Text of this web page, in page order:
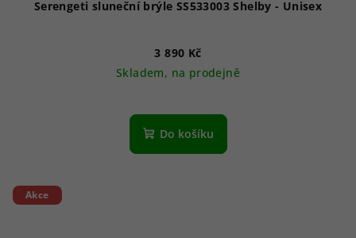
Serengeti sluneční brýle SS533003 Shelby - Unisex
3 890 Kč
Skladem, na prodejně
Do košíku
Akce